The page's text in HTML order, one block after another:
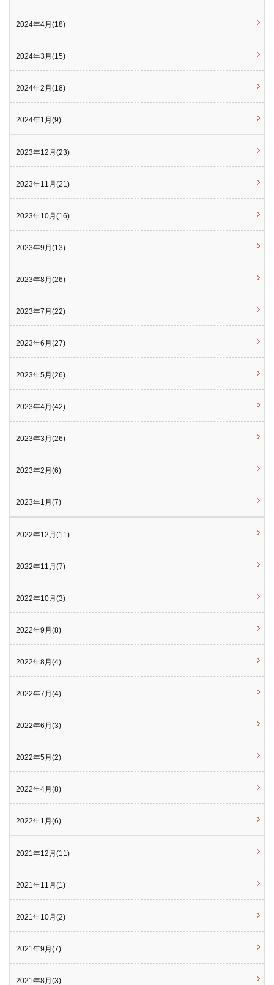
2024年4月(18)
2024年3月(15)
2024年2月(18)
2024年1月(9)
2023年12月(23)
2023年11月(21)
2023年10月(16)
2023年9月(13)
2023年8月(26)
2023年7月(22)
2023年6月(27)
2023年5月(26)
2023年4月(42)
2023年3月(26)
2023年2月(6)
2023年1月(7)
2022年12月(11)
2022年11月(7)
2022年10月(3)
2022年9月(8)
2022年8月(4)
2022年7月(4)
2022年6月(3)
2022年5月(2)
2022年4月(8)
2022年1月(6)
2021年12月(11)
2021年11月(1)
2021年10月(2)
2021年9月(7)
2021年8月(3)